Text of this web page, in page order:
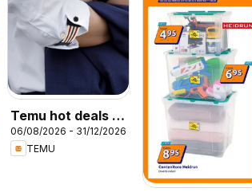
Temu hot deals –
Italy
06/08/2026 - 31/12/2026
TEMU